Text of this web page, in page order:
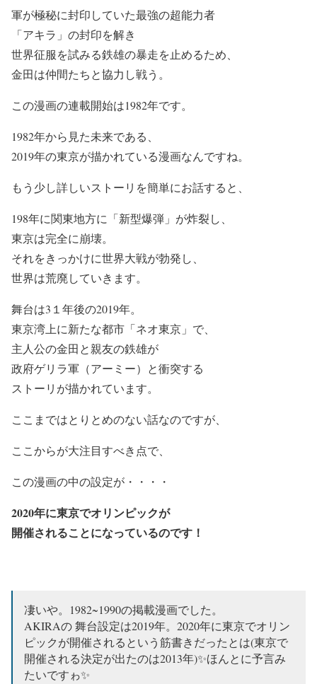
軍が極秘に封印していた最強の超能力者
「アキラ」の封印を解き
世界征服を試みる鉄雄の暴走を止めるため、
金田は仲間たちと協力し戦う。
この漫画の連載開始は1982年です。
1982年から見た未来である、
2019年の東京が描かれている漫画なんですね。
もう少し詳しいストーリを簡単にお話すると、
198年に関東地方に「新型爆弾」が炸裂し、
東京は完全に崩壊。
それをきっかけに世界大戦が勃発し、
世界は荒廃していきます。
舞台は3１年後の2019年。
東京湾上に新たな都市「ネオ東京」で、
主人公の金田と親友の鉄雄が
政府ゲリラ軍（アーミー）と衝突する
ストーリが描かれています。
ここまではとりとめのない話なのですが、
ここからが大注目すべき点で、
この漫画の中の設定が・・・・
2020年に東京でオリンピックが
開催されることになっているのです！
凄いや。1982~1990の掲載漫画でした。
AKIRAの 舞台設定は2019年。2020年に東京でオリン
ピックが開催されるという筋書きだったとは(東京で
開催される決定が出たのは2013年)✨ほんとに予言み
たいですゎ✨